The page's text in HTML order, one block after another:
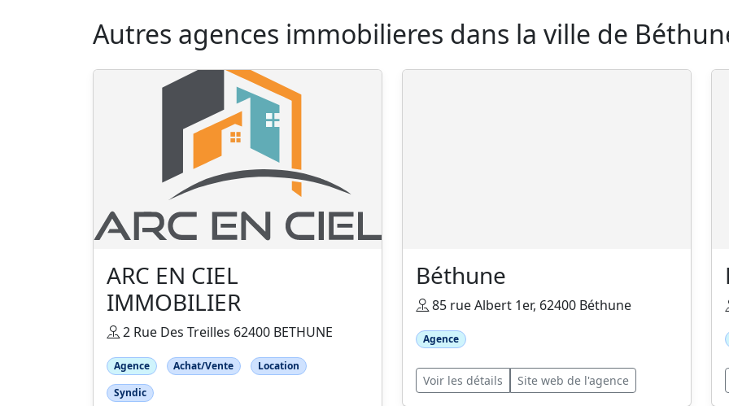
Autres agences immobilieres dans la ville de
ARC EN CIEL
IMMOBILIER
2 Rue Des Treilles 62400 BETHUNE
Agence Achat/Vente
Location
Syndic
Béthune
85 rue Albert 1er, 62400 Béthune
Agence
Voir les détails Site web de l'agence